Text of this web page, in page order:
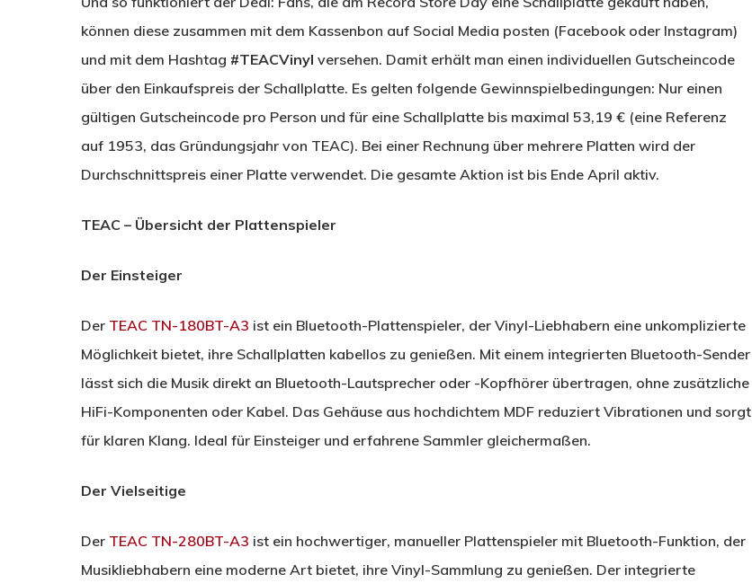
können diese zusammen mit dem Kassenbon auf Social Media posten (Facebook oder Instagram)
und mit dem Hashtag #TEACVinyl versehen. Damit erhält man einen individuellen Gutscheincode
über den Einkaufspreis der Schallplatte. Es gelten folgende Gewinnspielbedingungen: Nur einen
gültigen Gutscheincode pro Person und für eine Schallplatte bis maximal 53,19 € (eine Referenz
auf 1953, das Gründungsjahr von TEAC). Bei einer Rechnung über mehrere Platten wird der
Durchschnittspreis einer Platte verwendet. Die gesamte Aktion ist bis Ende April aktiv.
TEAC – Übersicht der Plattenspieler
Der Einsteiger
Der TEAC TN-180BT-A3 ist ein Bluetooth-Plattenspieler, der Vinyl-Liebhabern eine unkomplizierte
Möglichkeit bietet, ihre Schallplatten kabellos zu genießen. Mit einem integrierten Bluetooth-Sender
lässt sich die Musik direkt an Bluetooth-Lautsprecher oder -Kopfhörer übertragen, ohne zusätzliche
HiFi-Komponenten oder Kabel. Das Gehäuse aus hochdichtem MDF reduziert Vibrationen und sorgt
für klaren Klang. Ideal für Einsteiger und erfahrene Sammler gleichermaßen.
Der Vielseitige
Der TEAC TN-280BT-A3 ist ein hochwertiger, manueller Plattenspieler mit Bluetooth-Funktion, der
Musikliebhabern eine moderne Art bietet, ihre Vinyl-Sammlung zu genießen. Der integrierte